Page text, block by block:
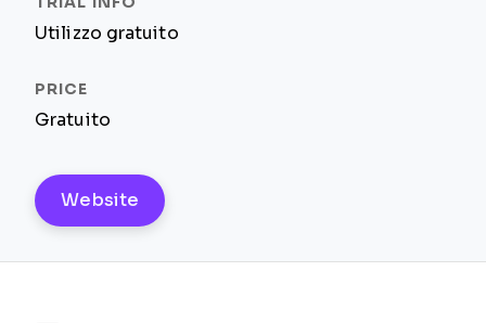
Utilizzo gratuito
Gratuito
Website